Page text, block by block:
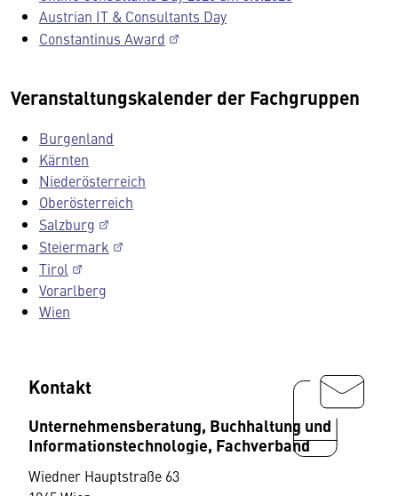
Austrian IT & Consultants Day
Constantinus Award
Veranstaltungskalender der Fachgruppen
Burgenland
Kärnten
Niederösterreich
Oberösterreich
Salzburg
Steiermark
Tirol
Vorarlberg
Wien
Kontakt
Unternehmensberatung, Buchhaltung und
Informationstechnologie, Fachverband
Wiedner Hauptstraße 63